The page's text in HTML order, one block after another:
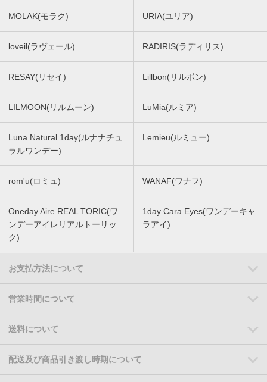
MOLAK(モラク) URIA(ユリア)
loveil(ラヴェール) RADIRIS(ラディリス)
RESAY(リセイ) Lillbon(リルボン)
LILMOON(リルムーン) LuMia(ルミア)
Luna Natural 1day(ルナナチュ
ラルワンデー)
Lemieu(ルミュー)
rom'u(ロミュ) WANAF(ワナフ)
Oneday Aire REAL TORIC(ワ
ンデーアイレリアルトーリッ
ク)
1day Cara Eyes(ワンデーキャ
ラアイ)
お支払方法について
営業時間について
送料について
配送及び商品引き渡し時期について